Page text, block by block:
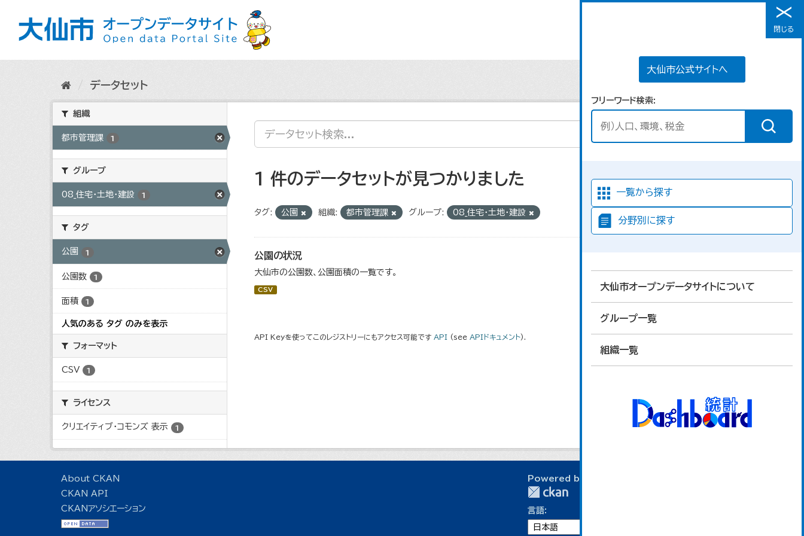
メニュー
大仙市公式サイトへ
フリーワード検索
一覧から探す
分野別に探す
大仙市オープンデータサイトについて
グループ一覧
組織一覧
閉じる
データセット
組織
都市管理課 1
グループ
08_住宅・土地・建設 1
タグ
公園 1
公園数 1
面積 1
人気のある タグ のみを表示
フォーマット
CSV 1
ライセンス
クリエイティブ・コモンズ 表示 1
1 件のデータセットが見つかりました
タグ: 公園 組織: 都市管理課 グループ: 08_住宅・土地・建設
公園の状況
大仙市の公園数、公園面積の一覧です。
CSV
API Keyを使ってこのレジストリーにもアクセス可能です API (see APIドキュメント).
About CKAN
CKAN API
CKANアソシエーション
Powered by
言語